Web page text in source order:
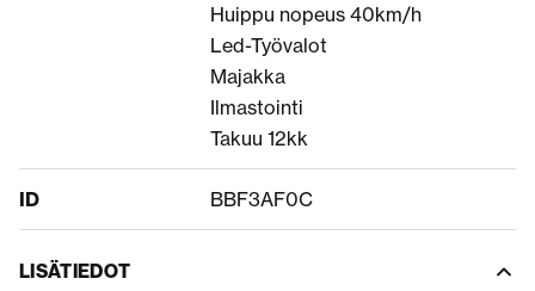
Huippu nopeus 40km/h
Led-Työvalot
Majakka
Ilmastointi
Takuu 12kk
ID BBF3AF0C
LISÄTIEDOT